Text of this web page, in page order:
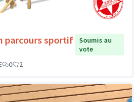
parcours sportif
Soumis au
vote
0 2